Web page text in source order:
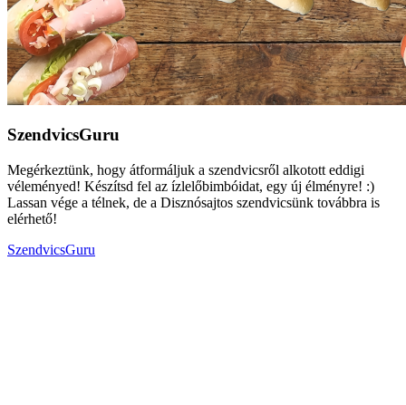
SzendvicsGuru
Megérkeztünk, hogy átformáljuk a szendvicsről alkotott eddigi
véleményed! Készítsd fel az ízlelőbimbóidat, egy új élményre! :)
Lassan vége a télnek, de a Disznósajtos szendvicsünk továbbra is
elérhető!
SzendvicsGuru